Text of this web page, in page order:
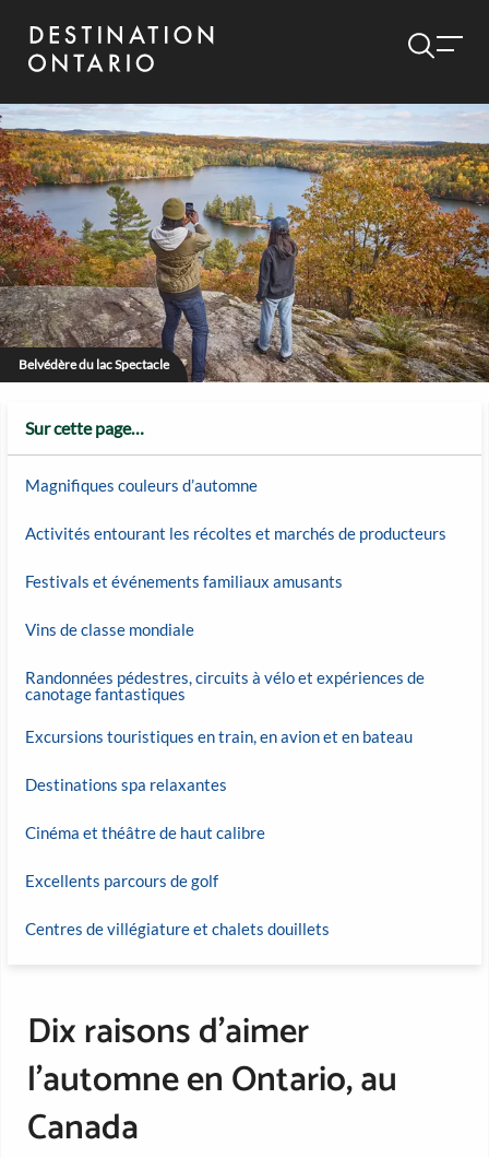
Belvédère du lac Spectacle
Sur cette page…
Magnifiques couleurs d’automne
Activités entourant les récoltes et marchés de producteurs
Festivals et événements familiaux amusants
Vins de classe mondiale
Randonnées pédestres, circuits à vélo et expériences de
canotage fantastiques
Excursions touristiques en train, en avion et en bateau
Destinations spa relaxantes
Cinéma et théâtre de haut calibre
Excellents parcours de golf
Centres de villégiature et chalets douillets
Dix raisons d’aimer
l’automne en Ontario, au
Canada